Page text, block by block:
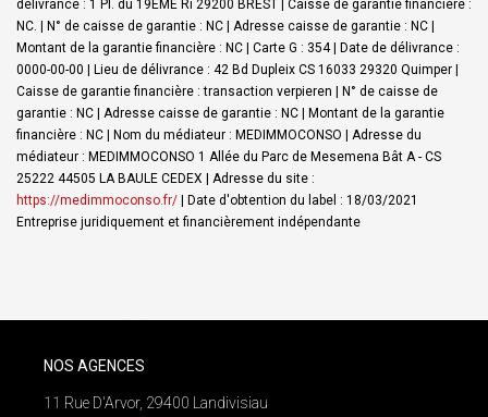
délivrance : 1 Pl. du 19EME Ri 29200 BREST | Caisse de garantie financière :
NC. | N° de caisse de garantie : NC | Adresse caisse de garantie : NC |
Montant de la garantie financière : NC | Carte G : 354 | Date de délivrance :
0000-00-00 | Lieu de délivrance : 42 Bd Dupleix CS 16033 29320 Quimper |
Caisse de garantie financière : transaction verpieren | N° de caisse de
garantie : NC | Adresse caisse de garantie : NC | Montant de la garantie
financière : NC | Nom du médiateur : MEDIMMOCONSO | Adresse du
médiateur : MEDIMMOCONSO 1 Allée du Parc de Mesemena Bât A - CS
25222 44505 LA BAULE CEDEX | Adresse du site :
https://medimmoconso.fr/ | Date d'obtention du label : 18/03/2021
Entreprise juridiquement et financièrement indépendante
NOS AGENCES
11 Rue D'Arvor, 29400 Landivisiau